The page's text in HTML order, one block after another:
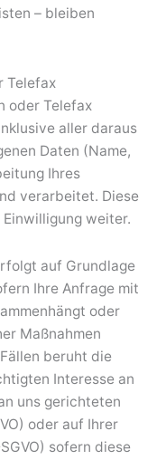
– bleiben
Telefax
oder Telefax
aller daraus
Daten (Name,
Ihres
verarbeitet. Diese
weiter.
auf Grundlage
Ihre Anfrage mit
oder
Maßnahmen
beruht die
Interesse an
uns gerichteten
oder auf Ihrer
sofern diese